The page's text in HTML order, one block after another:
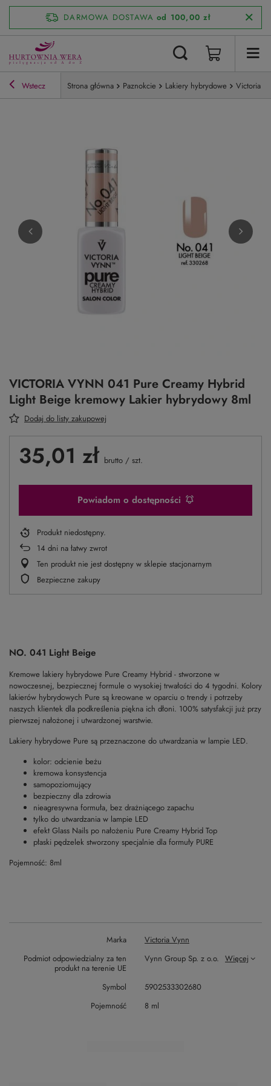
DARMOWA DOSTAWA od 100,00 zł
Wstecz Strona główna Paznokcie Lakiery hybrydowe Victoria
VICTORIA VYNN 041 Pure Creamy Hybrid
Light Beige kremowy Lakier hybrydowy 8ml
Dodaj do listy zakupowej
35,01 zł brutto / szt.
Powiadom o dostępności
Produkt niedostępny
14 dni na łatwy zwrot
Ten produkt nie jest dostępny w sklepie stacjonarnym
Bezpieczne zakupy
NO. 041 Light Beige
Kremowe lakiery hybrydowe Pure Creamy Hybrid - stworzone w
nowoczesnej, bezpiecznej formule o wysokiej trwałości do 4 tygodni. Kolory
lakierów hybrydowych Pure są kreowane w oparciu o trendy i potrzeby
naszych klientek dla podkreślenia piękna ich dłoni. 100% satysfakcji już przy
pierwszej nałożonej i utwardzonej warstwie.
Lakiery hybrydowe Pure są przeznaczone do utwardzania w lampie LED.
kolor: odcienie beżu
kremowa konsystencja
samopoziomujący
bezpieczny dla zdrowia
nieagresywna formuła, bez drażniącego zapachu
tylko do utwardzania w lampie LED
efekt Glass Nails po nałożeniu Pure Creamy Hybrid Top
płaski pędzelek stworzony specjalnie dla formuły PURE
Pojemność: 8ml
Marka
Victoria Vynn
Podmiot odpowiedzialny za ten
produkt na terenie UE
Vynn Group Sp. z o.o. Więcej
Symbol
5902533302680
Pojemność
8 ml